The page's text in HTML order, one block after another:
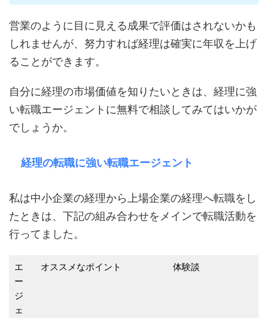
営業のように目に見える成果で評価はされないかも
しれませんが、努力すれば経理は確実に年収を上げ
ることができます。
自分に経理の市場価値を知りたいときは、経理に強
い転職エージェントに無料で相談してみてはいかが
でしょうか。
経理の転職に強い転職エージェント
私は中小企業の経理から上場企業の経理へ転職をし
たときは、下記の組み合わせをメインで転職活動を
行ってました。
エ
ー
ジ
ェ
オススメなポイント 体験談